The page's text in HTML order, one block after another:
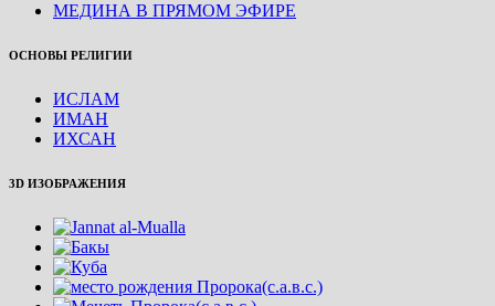
МЕДИНА В ПРЯМОМ ЭФИРЕ
ОСНОВЫ РЕЛИГИИ
ИСЛАМ
ИМАН
ИХСАН
3D ИЗОБРАЖЕНИЯ